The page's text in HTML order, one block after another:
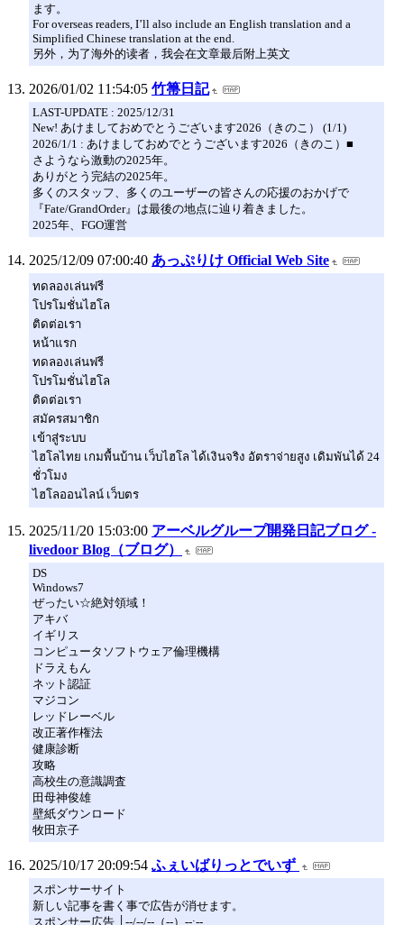
ます。
For overseas readers, I’ll also include an English translation and a
Simplified Chinese translation at the end.
另外，为了海外的读者，我会在文章最后附上英文
2026/01/02 11:54:05 竹箒日記
LAST-UPDATE : 2025/12/31
New! あけましておめでとうございます2026（きのこ） (1/1)
2026/1/1 : あけましておめでとうございます2026（きのこ）■
さようなら激動の2025年。
ありがとう完結の2025年。
多くのスタッフ、多くのユーザーの皆さんの応援のおかげで
『Fate/GrandOrder』は最後の地点に辿り着きました。
2025年、FGO運営
2025/12/09 07:00:40 あっぷりけ Official Web Site
ทดลองเล่นฟรี
โปรโมชั่นไฮโล
ติดต่อเรา
หน้าแรก
ทดลองเล่นฟรี
โปรโมชั่นไฮโล
ติดต่อเรา
สมัครสมาชิก
เข้าสู่ระบบ
ไฮโลไทย เกมพื้นบ้าน เว็บไฮโล ได้เงินจริง อัตราจ่ายสูง เดิมพันได้ 24
ชั่วโมง
ไฮโลออนไลน์ เว็บตร
2025/11/20 15:03:00 アーベルグループ開発日記ブログ -
livedoor Blog（ブログ）
DS
Windows7
ぜったい☆絶対領域！
アキバ
イギリス
コンピュータソフトウェア倫理機構
ドラえもん
ネット認証
マジコン
レッドレーベル
改正著作権法
健康診断
攻略
高校生の意識調査
田母神俊雄
壁紙ダウンロード
牧田京子
2025/10/17 20:09:54 ふぇいばりっとでいず
スポンサーサイト
新しい記事を書く事で広告が消せます。
スポンサー広告 │--/--/--（--）--:--